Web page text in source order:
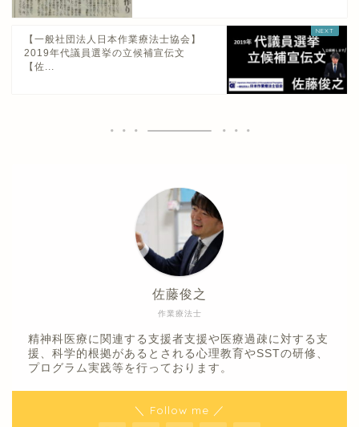
【一般社団法人日本作業療法士協会】
2019年代議員選挙の立候補宣伝文
【佐...
作業療法士
佐藤俊之
精神科医療に関連する支援者支援や医療過疎に対する支
援、科学的根拠があるとされる心理教育やSSTの研修、
プログラム実践等を行っております。
＼ Follow me ／